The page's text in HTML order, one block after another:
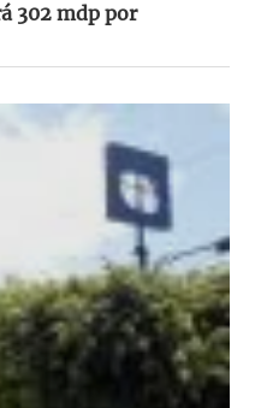
302 mdp por